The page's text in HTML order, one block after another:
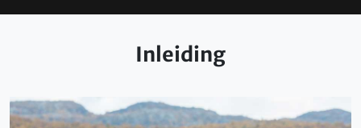
Inleiding